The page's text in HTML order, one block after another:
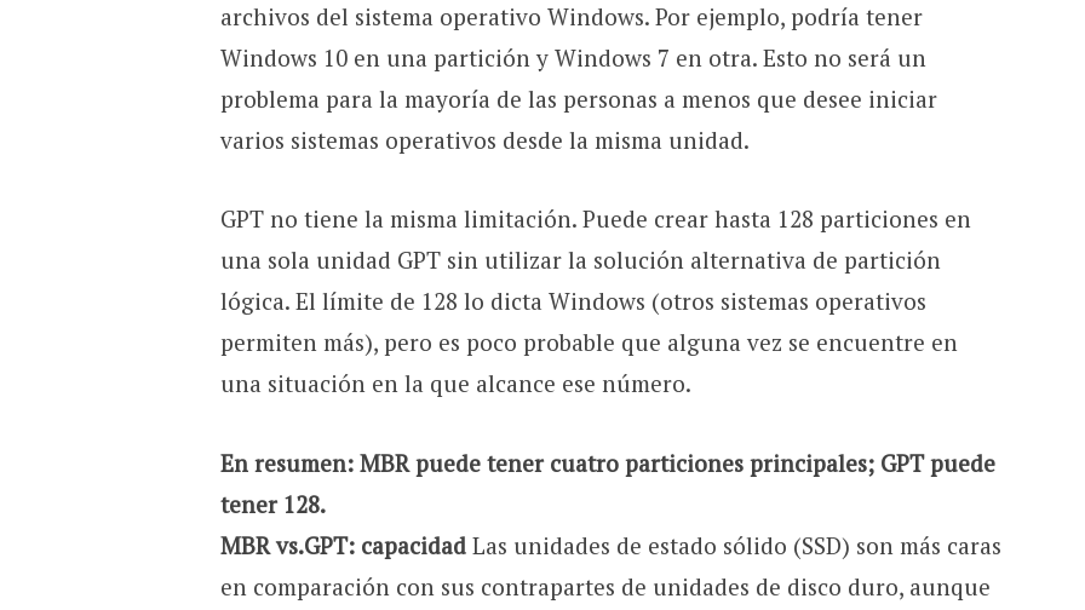
archivos del sistema operativo Windows. Por ejemplo, podría tener
Windows 10 en una partición y Windows 7 en otra. Esto no será un
problema para la mayoría de las personas a menos que desee iniciar
varios sistemas operativos desde la misma unidad.
GPT no tiene la misma limitación. Puede crear hasta 128 particiones en
una sola unidad GPT sin utilizar la solución alternativa de partición
lógica. El límite de 128 lo dicta Windows (otros sistemas operativos
permiten más), pero es poco probable que alguna vez se encuentre en
una situación en la que alcance ese número.
En resumen: MBR puede tener cuatro particiones principales; GPT puede
tener 128.
MBR vs.GPT: capacidadLas unidades de estado sólido (SSD) son más caras
en comparación con sus contrapartes de unidades de disco duro, aunque